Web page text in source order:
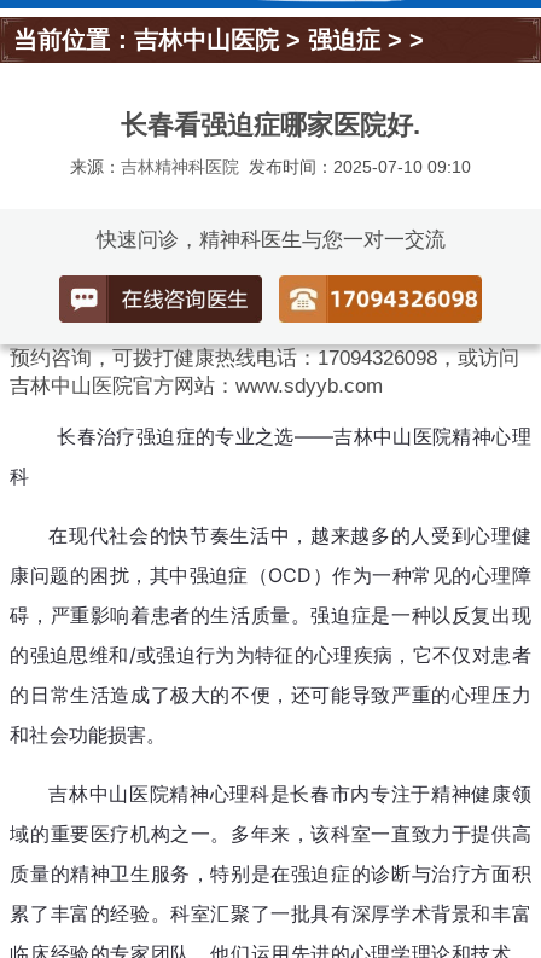
当前位置：吉林中山医院>强迫症 > >
长春看强迫症哪家医院好.
来源： 吉林精神科医院 发布时间：2025-07-10 09:10
快速问诊，精神科医生与您一对一交流
预约咨询，可拨打健康热线电话：17094326098，或访问
吉林中山医院官方网站：www.sdyyb.com
长春治疗强迫症的专业之选——吉林中山医院精神心理
科
在现代社会的快节奏生活中，越来越多的人受到心理健
康问题的困扰，其中强迫症（OCD）作为一种常见的心理障
碍，严重影响着患者的生活质量。强迫症是一种以反复出现
的强迫思维和/或强迫行为为特征的心理疾病，它不仅对患者
的日常生活造成了极大的不便，还可能导致严重的心理压力
和社会功能损害。
吉林中山医院精神心理科是长春市内专注于精神健康领
域的重要医疗机构之一。多年来，该科室一直致力于提供高
质量的精神卫生服务，特别是在强迫症的诊断与治疗方面积
累了丰富的经验。科室汇聚了一批具有深厚学术背景和丰富
临床经验的专家团队，他们运用先进的心理学理论和技术，